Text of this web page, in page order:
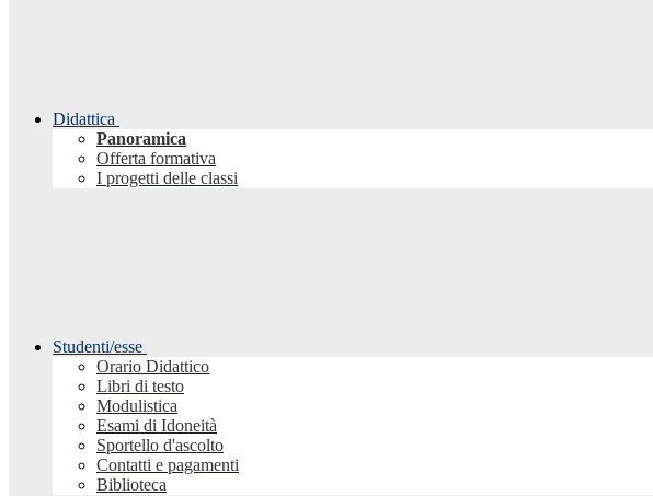
Didattica
Panoramica
Offerta formativa
I progetti delle classi
Studenti/esse
Orario Didattico
Libri di testo
Modulistica
Esami di Idoneità
Sportello d'ascolto
Contatti e pagamenti
Biblioteca